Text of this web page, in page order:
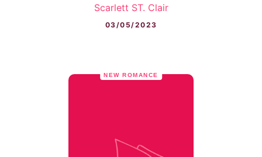
Scarlett ST. Clair
03/05/2023
NEW ROMANCE